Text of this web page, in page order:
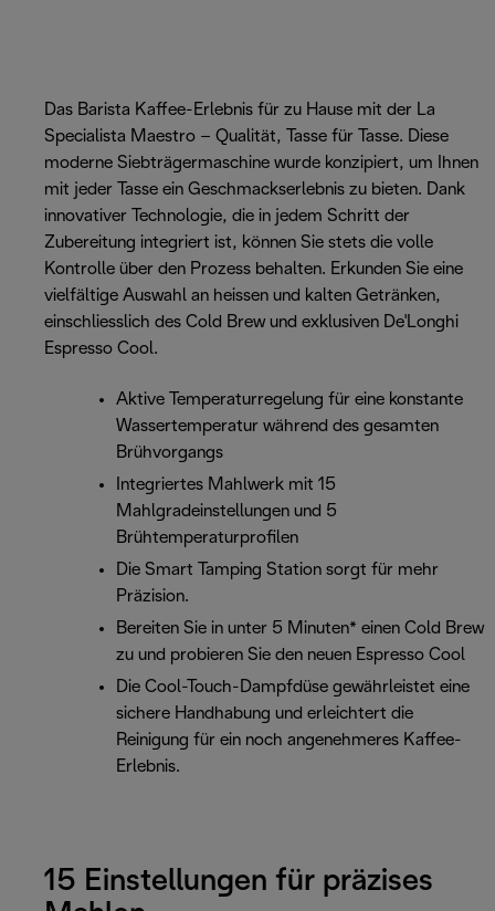
Das Barista Kaffee-Erlebnis für zu Hause mit der La
Specialista Maestro – Qualität, Tasse für Tasse. Diese
moderne Siebträgermaschine wurde konzipiert, um Ihnen
mit jeder Tasse ein Geschmackserlebnis zu bieten. Dank
innovativer Technologie, die in jedem Schritt der
Zubereitung integriert ist, können Sie stets die volle
Kontrolle über den Prozess behalten. Erkunden Sie eine
vielfältige Auswahl an heissen und kalten Getränken,
einschliesslich des Cold Brew und exklusiven De'Longhi
Espresso Cool.
Aktive Temperaturregelung für eine konstante
Wassertemperatur während des gesamten
Brühvorgangs
Integriertes Mahlwerk mit 15
Mahlgradeinstellungen und 5
Brühtemperaturprofilen
Die Smart Tamping Station sorgt für mehr
Präzision.
Bereiten Sie in unter 5 Minuten* einen Cold Brew
zu und probieren Sie den neuen Espresso Cool
Die Cool-Touch-Dampfdüse gewährleistet eine
sichere Handhabung und erleichtert die
Reinigung für ein noch angenehmeres Kaffee-
Erlebnis.
15 Einstellungen für präzises